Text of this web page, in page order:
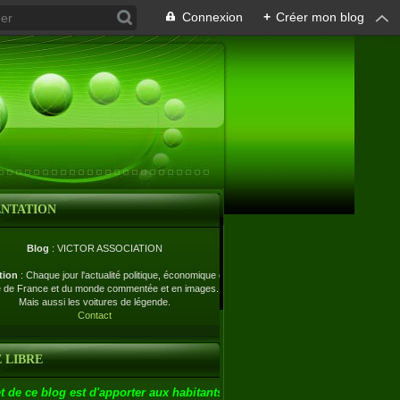
Connexion + Créer mon blog
Blog : VICTOR ASSOCIATION
: Chaque jour l'actualité politique, économique et
de France et du monde commentée et en images.
Mais aussi les voitures de légende.
Contact
LIBRE
de ce blog est d'apporter aux habitants